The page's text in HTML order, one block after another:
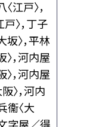
江戸〉，
〉，丁子
〉，平林
，河内屋
，河内屋
〉，河内
衞〈大